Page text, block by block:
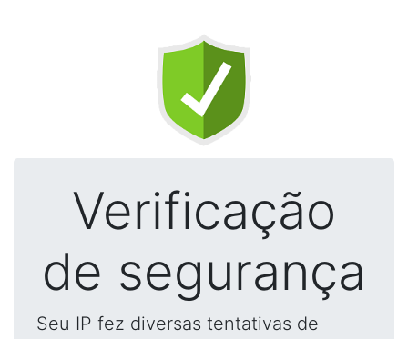
Verificação
de segurança
Seu IP fez diversas tentativas de